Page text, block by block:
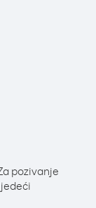
pozivanje